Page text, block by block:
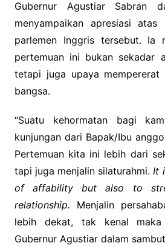
Gubernur Agustiar Sabran
menyampaikan apresiasi atas
parlemen Inggris tersebut. Ia
pertemuan ini bukan sekadar
tetapi juga upaya mempererat
bangsa.
“Suatu kehormatan bagi
kunjungan dari Bapak/Ibu
Pertemuan kita ini lebih dari
tapi juga menjalin silaturahmi.It
of affability but also to
relationship. Menjalin
lebih dekat, tak kenal
Gubernur Agustiar dalam